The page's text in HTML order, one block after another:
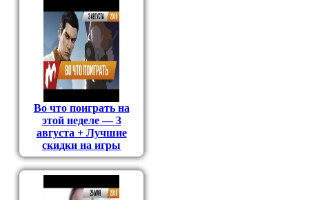
Во что поиграть на
этой неделе — 3
августа + Лучшие
скидки на игры